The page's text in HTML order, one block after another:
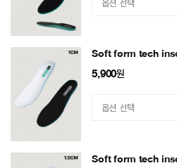
Soft form tech
5,900원
Soft form tech